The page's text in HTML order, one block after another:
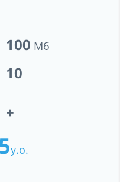
100 Мб
10
+
у.о.